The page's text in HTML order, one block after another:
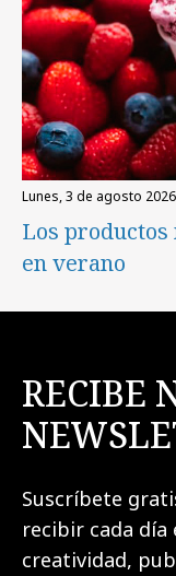
lunes, 3 de agosto 2026
Los
en verano
RECIBE
Suscríbete
recibir cada
creatividad,